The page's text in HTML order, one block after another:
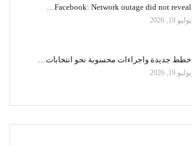
Facebook: Network outage did not reveal…
يوليو 19, 2026
خطط جديدة واجراءات محسوبة نحو انتخابات…
يوليو 19, 2026